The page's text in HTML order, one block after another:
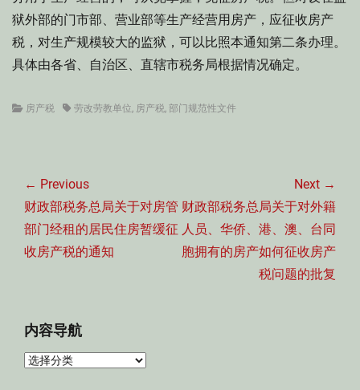
狱外部的门市部、营业部等生产经营用房产，应征收房产
税，对生产规模较大的监狱，可以比照本通知第二条办理。
具体由各省、自治区、直辖市税务局根据情况确定。
Categories
房产税 Tags劳改劳教单位, 房产税, 部门规范性文件
章
导
航
← Previous
Previous
post:
财政部税务总局关于对房管
部门经租的居民住房暂缓征
收房产税的通知
Next →
Next
post:
财政部税务总局关于对外籍
人员、华侨、港、澳、台同
胞拥有的房产如何征收房产
税问题的批复
内容导航
内